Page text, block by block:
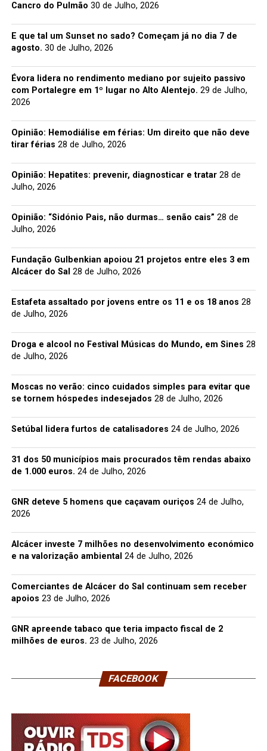
Cancro do Pulmão 30 de Julho, 2026
E que tal um Sunset no sado? Começam já no dia 7 de
agosto. 30 de Julho, 2026
Évora lidera no rendimento mediano por sujeito passivo
com Portalegre em 1º lugar no Alto Alentejo. 29 de Julho,
2026
Opinião: Hemodiálise em férias: Um direito que não deve
tirar férias 28 de Julho, 2026
Opinião: Hepatites: prevenir, diagnosticar e tratar 28 de
Julho, 2026
Opinião: “Sidónio Pais, não durmas… senão cais” 28 de
Julho, 2026
Fundação Gulbenkian apoiou 21 projetos entre eles 3 em
Alcácer do Sal 28 de Julho, 2026
Estafeta assaltado por jovens entre os 11 e os 18 anos 28
de Julho, 2026
Droga e alcool no Festival Músicas do Mundo, em Sines 28
de Julho, 2026
Moscas no verão: cinco cuidados simples para evitar que
se tornem hóspedes indesejados 28 de Julho, 2026
Setúbal lidera furtos de catalisadores 24 de Julho, 2026
31 dos 50 municípios mais procurados têm rendas abaixo
de 1.000 euros. 24 de Julho, 2026
GNR deteve 5 homens que caçavam ouriços 24 de Julho,
2026
Alcácer investe 7 milhões no desenvolvimento económico
e na valorização ambiental 24 de Julho, 2026
Comerciantes de Alcácer do Sal continuam sem receber
apoios 23 de Julho, 2026
GNR apreende tabaco que teria impacto fiscal de 2
milhões de euros. 23 de Julho, 2026
FACEBOOK